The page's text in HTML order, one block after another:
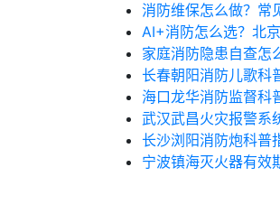
消防维保怎么做？常
AI+消防怎么选？北
家庭消防隐患自查怎
长春朝阳消防儿歌
海口龙华消防监督
武汉武昌火灾报警
长沙浏阳消防炮科
宁波镇海灭火器有